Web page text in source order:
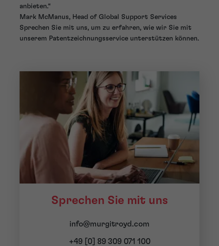
anbieten.“
Mark McManus, Head of Global Support Services
Sprechen Sie mit uns, um zu erfahren, wie wir Sie mit
unserem Patentzeichnungsservice unterstützen können.
Sprechen Sie mit uns
info@murgitroyd.com
+49 [0] 89 309 071 100